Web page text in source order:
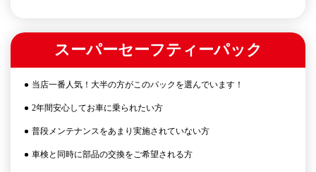
スーパーセーフティーパック
当店一番人気！大半の方がこのパックを選んでいます！
2年間安心してお車に乗られたい方
普段メンテナンスをあまり実施されていない方
車検と同時に部品の交換をご希望される方